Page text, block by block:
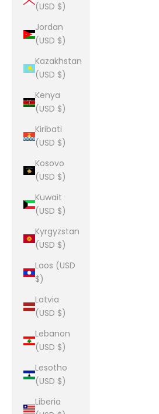
(USD $)
Jordan
(USD $)
Kazakhstan
(USD $)
Kenya
(USD $)
Kiribati
(USD $)
Kosovo
(USD $)
Kuwait
(USD $)
Kyrgyzstan
(USD $)
Laos (USD
$)
Latvia
(USD $)
Lebanon
(USD $)
Lesotho
(USD $)
Liberia